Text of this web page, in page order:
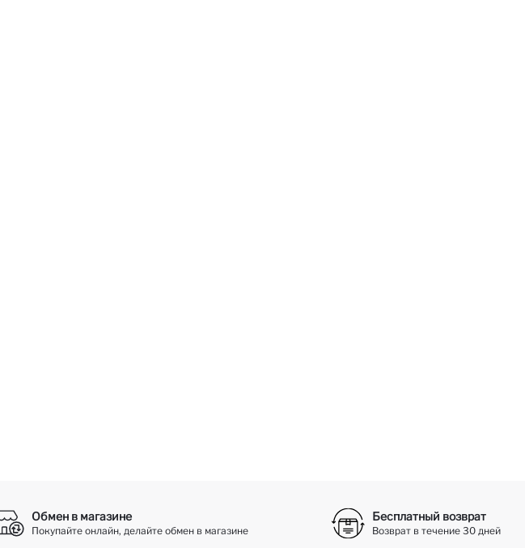
Обмен в магазине
Покупайте онлайн, делайте обмен в магазине
Бесплатный возврат
Возврат в течение 30 дней